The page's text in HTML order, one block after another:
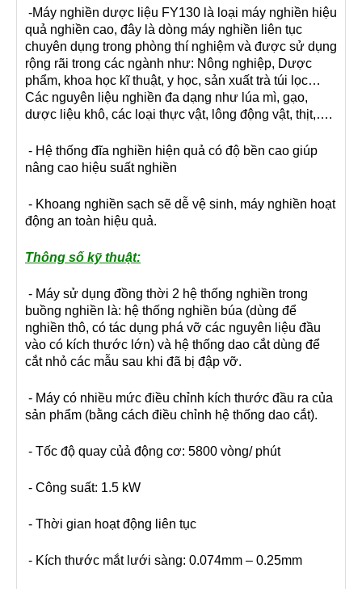
-Máy nghiền dược liệu FY130 là loại máy nghiền hiệu
quả nghiền cao, đây là dòng máy nghiền liên tục
chuyên dụng trong phòng thí nghiệm và được sử dụng
rộng rãi trong các ngành như: Nông nghiệp, Dược
phẩm, khoa học kĩ thuật, y học, sản xuất trà túi lọc…
Các nguyên liệu nghiền đa dạng như lúa mì, gạo,
dược liệu khô, các loại thực vật, lông động vật, thịt,….
- Hệ thống đĩa nghiền hiện quả có độ bền cao giúp
nâng cao hiệu suất nghiền
- Khoang nghiền sạch sẽ dễ vệ sinh, máy nghiền hoạt
động an toàn hiệu quả.
Thông số kỹ thuật:
- Máy sử dụng đồng thời 2 hệ thống nghiền trong
buồng nghiền là: hệ thống nghiền búa (dùng để
nghiền thô, có tác dụng phá vỡ các nguyên liệu đầu
vào có kích thước lớn) và hệ thống dao cắt dùng để
cắt nhỏ các mẫu sau khi đã bị đập vỡ.
- Máy có nhiều mức điều chỉnh kích thước đầu ra của
sản phẩm (bằng cách điều chỉnh hệ thống dao cắt).
- Tốc độ quay củả động cơ: 5800 vòng/ phút
- Công suất: 1.5 kW
- Thời gian hoạt động liên tục
- Kích thước mắt lưới sàng: 0.074mm – 0.25mm